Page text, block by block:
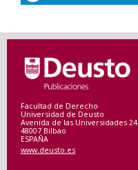
Facultad de Derecho
Universidad de Deusto
Avenida de las Universidades 24
48007 Bilbao
ESPAÑA
www.deusto.es